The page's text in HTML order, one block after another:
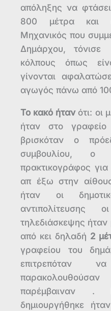
απόληξης να
800 μέτρα και
Μηχανικός που
Δημάρχου,
κόλπους όπως
γίνονται
αγωγός πάνω από
Το κακό ήτανότι: οι
ήταν στο
βρισκόταν ο
συμβουλίου,
πρακτικογράφος
απ έξω στην
ήταν οι
τηλεδιάσκεψης
από κει δηλαδή 2
γραφείου του
επιτρεπόταν
παρέμβαιναν
δημιουργήθηκε